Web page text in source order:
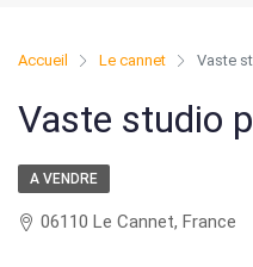
Accueil Le cannet Vaste
Vaste studio
A VENDRE
06110 Le Cannet, France